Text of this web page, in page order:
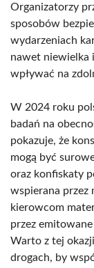
Organizatorzy
sposobów
wydarzeniach
nawet niewielka
wpływać na
W 2024 roku
badań na
pokazuje, że
mogą być
oraz konfiskaty
wspierana przez
kierowcom
przez
Warto z tej
drogach, by